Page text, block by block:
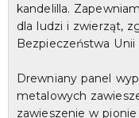
kandelilla.
dla ludzi i zwierząt,
Bezpieczeństwa Unii
Drewniany panel
metalowych
zawieszenie w